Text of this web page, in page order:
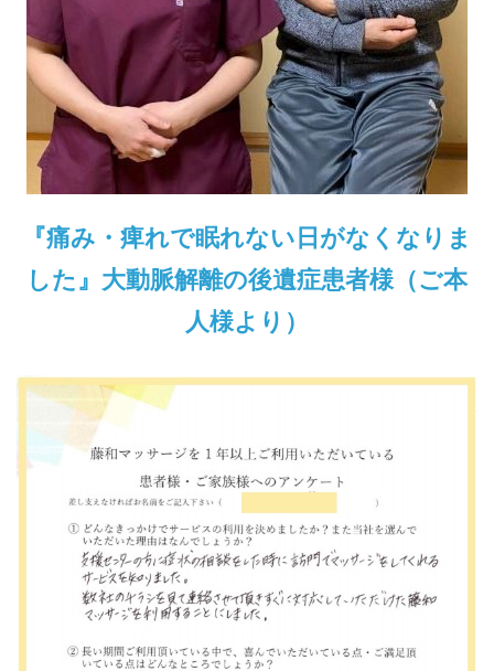
『痛み・痺れで眠れない日がなくなりま
した』大動脈解離の後遺症患者様（ご本
人様より）